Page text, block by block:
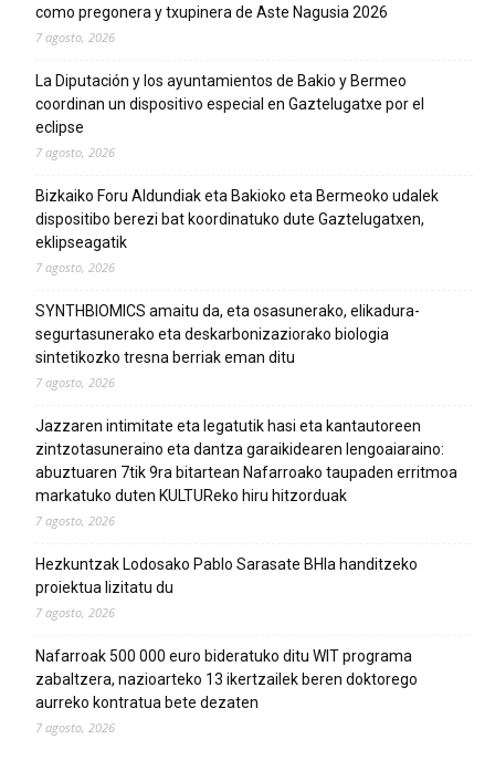
como pregonera y txupinera de Aste Nagusia 2026
7 agosto, 2026
La Diputación y los ayuntamientos de Bakio y Bermeo
coordinan un dispositivo especial en Gaztelugatxe por el
eclipse
7 agosto, 2026
Bizkaiko Foru Aldundiak eta Bakioko eta Bermeoko udalek
dispositibo berezi bat koordinatuko dute Gaztelugatxen,
eklipseagatik
7 agosto, 2026
SYNTHBIOMICS amaitu da, eta osasunerako, elikadura-
segurtasunerako eta deskarbonizaziorako biologia
sintetikozko tresna berriak eman ditu
7 agosto, 2026
Jazzaren intimitate eta legatutik hasi eta kantautoreen
zintzotasuneraino eta dantza garaikidearen lengoaiaraino:
abuztuaren 7tik 9ra bitartean Nafarroako taupaden erritmoa
markatuko duten KULTUReko hiru hitzorduak
7 agosto, 2026
Hezkuntzak Lodosako Pablo Sarasate BHIa handitzeko
proiektua lizitatu du
7 agosto, 2026
Nafarroak 500 000 euro bideratuko ditu WIT programa
zabaltzera, nazioarteko 13 ikertzailek beren doktorego
aurreko kontratua bete dezaten
7 agosto, 2026